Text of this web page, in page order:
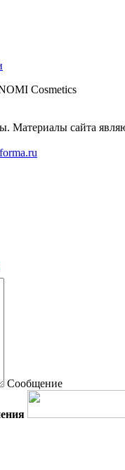
Сosmetics
Материалы сайта
Сообщение